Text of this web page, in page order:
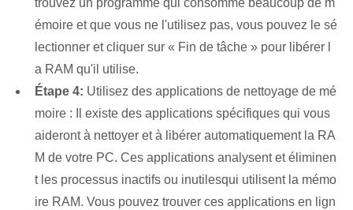
trouvez un programme qui consomme beaucoup de m
émoire et que vous ne l'utilisez pas, vous pouvez le sé
lectionner et cliquer sur « Fin de tâche » pour libérer l
a RAM qu'il utilise.
Étape 4: Utilisez des applications de nettoyage de mé
moire : Il existe des applications spécifiques qui vous
aideront à nettoyer et à libérer automatiquement la RA
M de votre PC. ⁣Ces applications analysent et éliminen
t ⁤les processus inactifs ou inutiles‌qui utilisent la mémo
ire RAM. Vous pouvez trouver ces applications en lign